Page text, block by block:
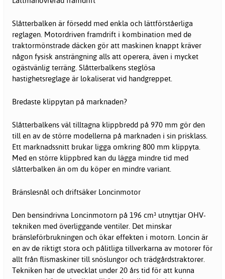
Slåtterbalken är försedd med enkla och lättförståerliga
reglagen. Motordriven framdrift i kombination med de
traktormönstrade däcken gör att maskinen knappt kräver
någon fysisk ansträngning alls att operera, även i mycket
ogästvänlig terräng. Slåtterbalkens steglösa
hastighetsreglage är lokaliserat vid handgreppet.
Bredaste klippytan på marknaden?
Slåtterbalkens väl tilltagna klippbredd på 970 mm gör den
till en av de större modellerna på marknaden i sin prisklass.
Ett marknadssnitt brukar ligga omkring 800 mm klippyta.
Med en större klippbred kan du lägga mindre tid med
slåtterbalken än om du köper en mindre variant.
Bränslesnål och driftsäker Loncinmotor
Den bensindrivna Loncinmotorn på 196 cm³ utnyttjar OHV-
tekniken med överliggande ventiler. Det minskar
bränsleförbrukningen och ökar effekten i motorn. Loncin är
en av de riktigt stora och pålitliga tillverkarna av motorer för
allt från flismaskiner till snöslungor och trädgårdstraktorer.
Tekniken har de utvecklat under 20 års tid för att kunna